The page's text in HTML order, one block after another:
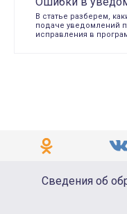
В статье разберем,
подаче уведомлений
исправления в
Сведения об